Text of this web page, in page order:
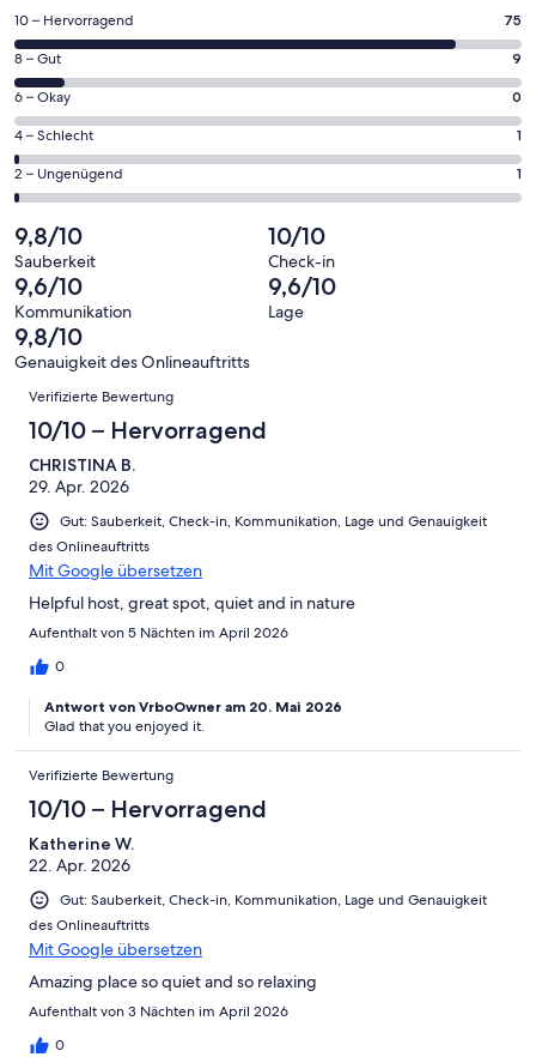
einem
neuen
Fenster
geöffnet
75
von
insgesamt
86
Gästebewertungen
haben
eine
Bewertung
von
10
-
Hervorragend
10 – Hervorragend 75
9
von
insgesamt
86
Gästebewertungen
haben
Bewertung
von
8
-
Gut
8 – Gut 9
0
von
insgesamt
86
Gästebewertungen
haben
eine
Bewertung
von
6
-
Okay
6 – Okay 0
1
von
insgesamt
Gästebewertungen
haben
eine
Bewertung
von
4
4 – Schlecht 1
1
von
insgesamt
86
Gästebewertungen
haben
eine
Bewertung
2 – Ungenügend 1
9,8/10
Sauberkeit
10/10
Check-in
9,6/10
Kommunikation
9,6/10
Lage
9,8/10
Genauigkeit des Onlineauftritts
Bewertungen
Verifizierte Bewertung
10/10 – Hervorragend
CHRISTINA B.
29. Apr. 2026
Gut: Sauberkeit, Check-in, Kommunikation, Lage und Genauigkeit
des Onlineauftritts
Mit Google übersetzen
Helpful host, great spot, quiet and in nature
Aufenthalt von 5 Nächten im April 2026
0
Antwort von VrboOwner am 20. Mai 2026
Glad that you enjoyed it.
Verifizierte Bewertung
10/10 – Hervorragend
Katherine W.
22. Apr. 2026
Gut: Sauberkeit, Check-in, Kommunikation, Lage und Genauigkeit
des Onlineauftritts
Mit Google übersetzen
Amazing place so quiet and so relaxing
Aufenthalt von 3 Nächten im April 2026
0